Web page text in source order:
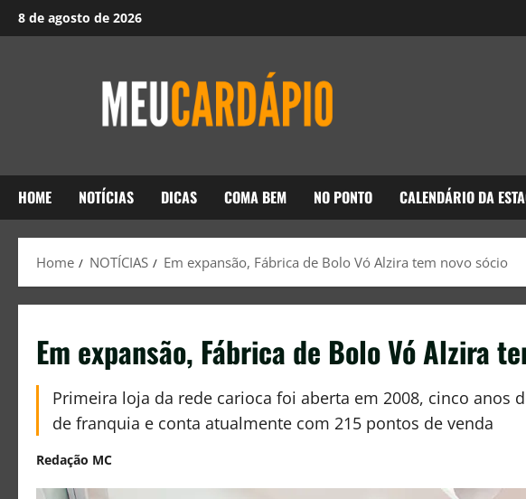
8 de agosto de 2026
HOME NOTÍCIAS DICAS COMA BEM NO PONTO CALENDÁRIO DA
Home NOTÍCIAS Em expansão, Fábrica de Bolo Vó Alzira tem novo sócio
Em expansão, Fábrica de Bolo Vó Alzira
Primeira loja da rede carioca foi aberta em 2008, cinco anos
de franquia e conta atualmente com 215 pontos de venda
Redação MC